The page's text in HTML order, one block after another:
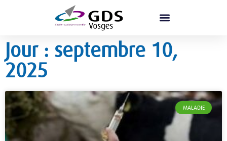
Jour : septembre 10,
2025
MALADIE